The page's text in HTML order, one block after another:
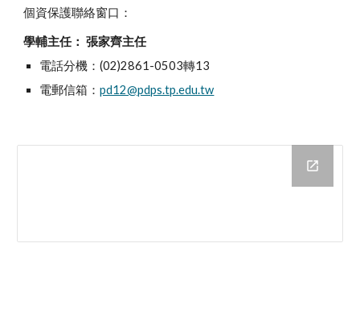
個資保護聯絡窗口：
學輔主任： 張家齊主任
電話分機：(02)2861-0503轉13
電郵信箱：pd12@pdps.tp.edu.tw